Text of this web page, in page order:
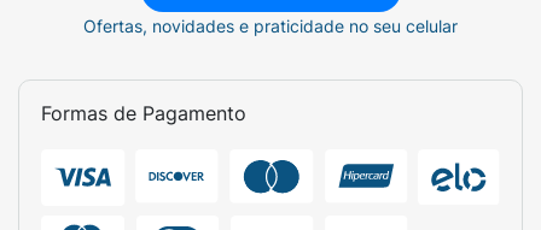
Ofertas, novidades e praticidade no seu celular
Formas de Pagamento